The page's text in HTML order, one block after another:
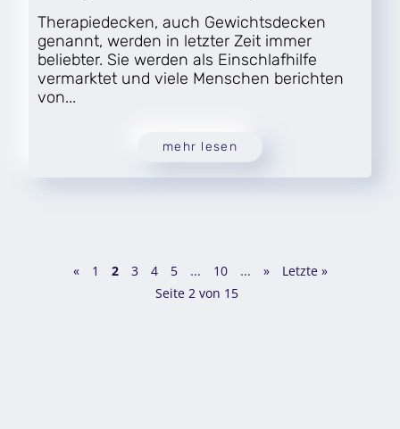
Therapiedecken, auch Gewichtsdecken
genannt, werden in letzter Zeit immer
beliebter. Sie werden als Einschlafhilfe
vermarktet und viele Menschen berichten
von...
mehr lesen
Seite 2 von 15
« 1 2 3 4 5 ... 10 ... » Letzte »